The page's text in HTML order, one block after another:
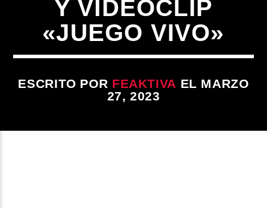
Y VIDEOCLIP
«JUEGO VIVO»
ESCRITO POR FEAKTIVA EL MARZO
27, 2023